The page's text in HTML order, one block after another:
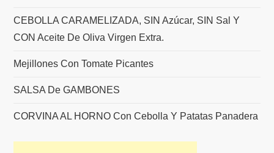
CEBOLLA CARAMELIZADA, SIN Azúcar, SIN Sal Y
CON Aceite De Oliva Virgen Extra.
Mejillones Con Tomate Picantes
SALSA De GAMBONES
CORVINA AL HORNO Con Cebolla Y Patatas Panadera